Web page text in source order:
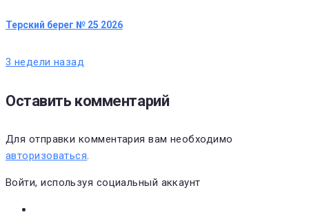
Терский берег № 25 2026
3 недели назад
Оставить комментарий
Для отправки комментария вам необходимо
авторизоваться.
Войти, используя социальный аккаунт